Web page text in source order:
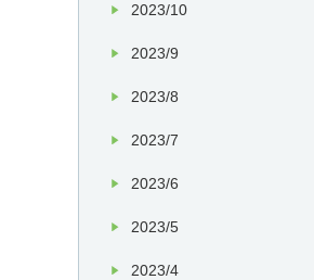
2023/10
2023/9
2023/8
2023/7
2023/6
2023/5
2023/4